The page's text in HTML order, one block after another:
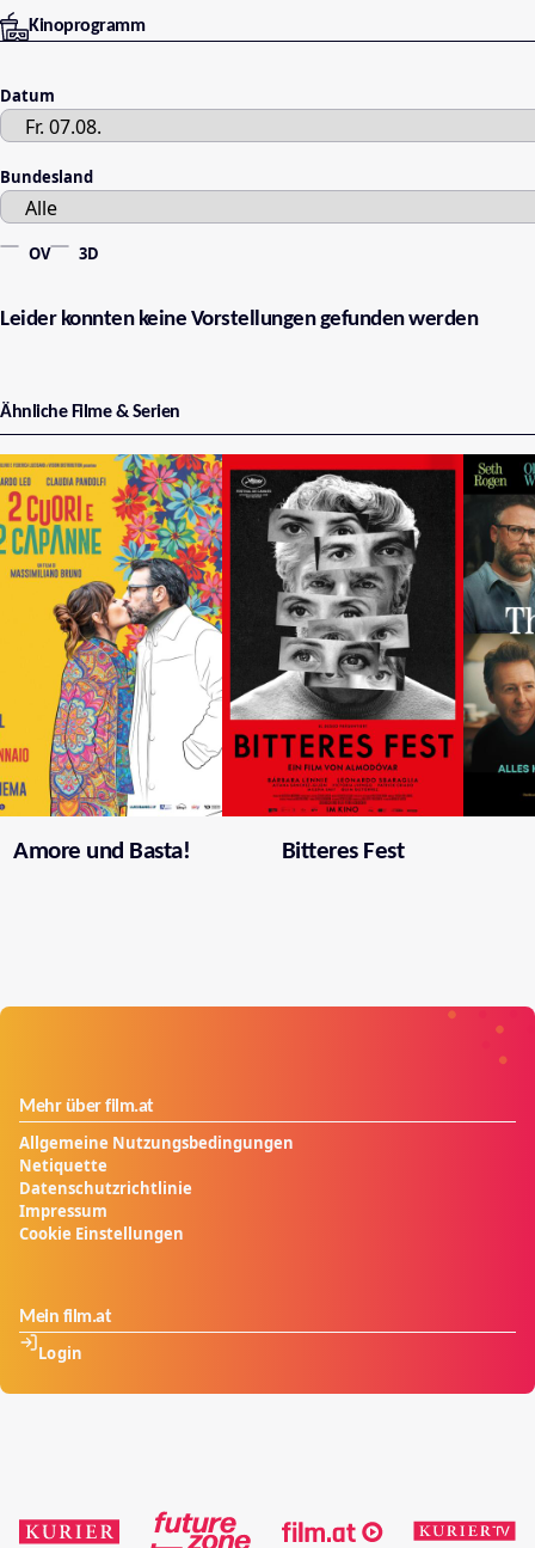
Kinoprogramm
Datum
Bundesland
OV 3D
Leider konnten keine Vorstellungen gefunden werden
Ähnliche Filme & Serien
Amore und Basta! Bitteres Fest
Mehr über film.at
Allgemeine Nutzungsbedingungen
Netiquette
Datenschutzrichtlinie
Impressum
Cookie Einstellungen
Mein film.at
Login